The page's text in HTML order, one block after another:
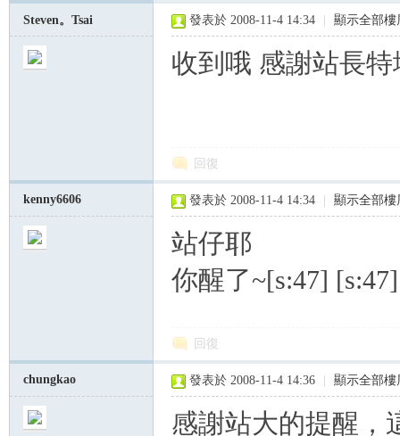
Steven。Tsai 發表於 2008-11-4 14:34 顯示全部樓
收到哦 感謝站長
回復
kenny6606 發表於 2008-11-4 14:34 顯示全部樓
站仔耶
你醒了~[s:47]
回復
chungkao 發表於 2008-11-4 14:36 顯示全部樓
感謝站大的提醒，